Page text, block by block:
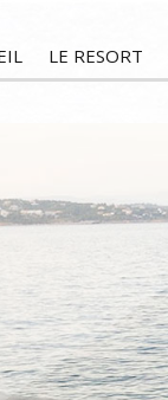
LE RESORT